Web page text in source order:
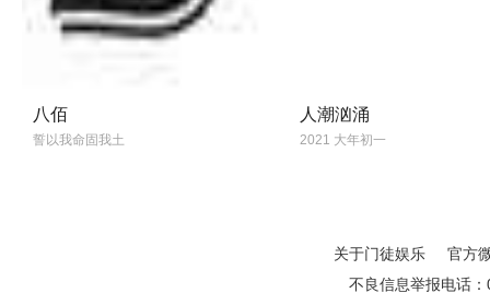
八佰
誓以我命固我土
人潮汹涌
2021 大年初一
关于门徒娱乐
官方
不良信息举报电话